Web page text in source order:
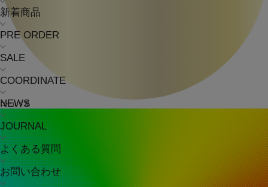
新着商品
PRE ORDER
SALE
COORDINATE
NEWS
JOURNAL
よくある質問
お問い合わせ
ゴールド系